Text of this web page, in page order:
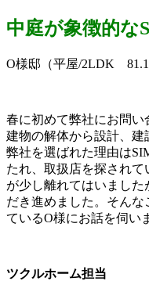
中庭が象徴的な
O様邸（平屋/2LDK
春に初めて弊社にお問い
建物の解体から設計、建
弊社を選ばれた理由は
たれ、取扱店を探され
が少し離れてはいまし
だき進めました。そん
ているO様にお話を伺い
ツクルホーム担当